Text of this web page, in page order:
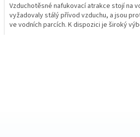
Vzduchotěsné nafukovací atrakce stojí na
vyžadovaly stálý přívod vzduchu, a jsou
ve vodních parcích. K dispozici je široký